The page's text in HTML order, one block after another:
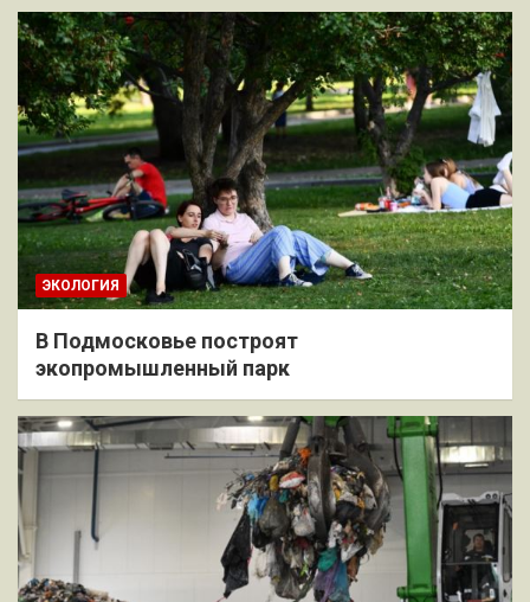
ЭКОЛОГИЯ
В Подмосковье построят
экопромышленный парк